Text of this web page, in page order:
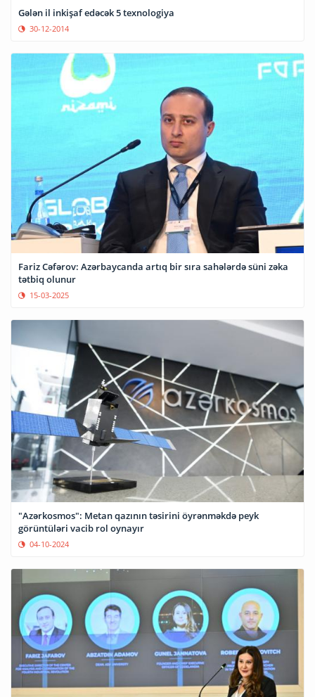
Gələn il inkişaf edəcək 5 texnologiya
30-12-2014
Fariz Cəfərov: Azərbaycanda artıq bir sıra sahələrdə süni zəka
tətbiq olunur
15-03-2025
"Azərkosmos": Metan qazının təsirini öyrənməkdə peyk
görüntüləri vacib rol oynayır
04-10-2024